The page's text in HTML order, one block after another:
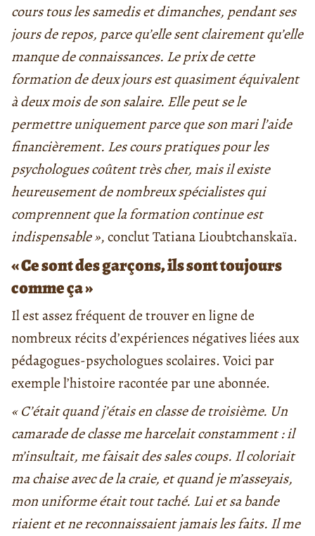
cours tous les samedis et dimanches, pendant ses
jours de repos, parce qu’elle sent clairement qu’elle
manque de connaissances. Le prix de cette
formation de deux jours est quasiment équivalent
à deux mois de son salaire. Elle peut se le
permettre uniquement parce que son mari l’aide
financièrement. Les cours pratiques pour les
psychologues coûtent très cher, mais il existe
heureusement de nombreux spécialistes qui
comprennent que la formation continue est
indispensable », conclut Tatiana Lioubtchanskaïa.
« Ce sont des garçons, ils sont toujours
comme ça »
Il est assez fréquent de trouver en ligne de
nombreux récits d’expériences négatives liées aux
pédagogues-psychologues scolaires. Voici par
exemple l’histoire racontée par une abonnée.
« C’était quand j’étais en classe de troisième. Un
camarade de classe me harcelait constamment : il
m’insultait, me faisait des sales coups. Il coloriait
ma chaise avec de la craie, et quand je m’asseyais,
mon uniforme était tout taché. Lui et sa bande
riaient et ne reconnaissaient jamais les faits. Il me